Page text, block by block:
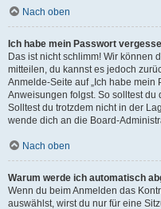
Nach oben
Ich habe mein Passwort
Das ist nicht schlimm! Wir können
mitteilen, du kannst es jedoch
Anmelde-Seite auf „Ich habe mein
Anweisungen folgst. So solltest
Solltest du trotzdem nicht in der
wende dich an die Board-
Nach oben
Warum werde ich automatisch
Wenn du beim Anmelden das
auswählst, wirst du nur für eine